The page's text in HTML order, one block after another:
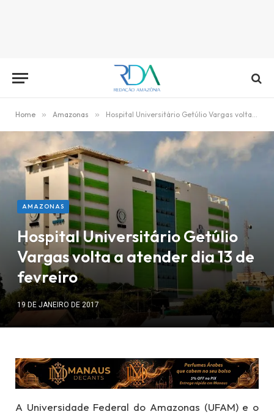
Home » Amazonas » Hospital Universitário Getúlio Vargas volta a atender dia 13 de fevreiro
AMAZONAS
Hospital Universitário Getúlio
Vargas volta a atender dia 13 de
fevreiro
19 DE JANEIRO DE 2017
A Universidade Federal do Amazonas (UFAM) e o